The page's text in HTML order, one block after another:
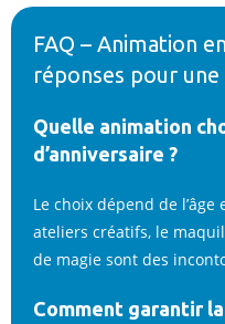
FAQ – Animation
réponses pour
Quelle animation
d’anniversaire ?
Le choix dépend de
ateliers créatifs, le
de magie sont des
Comment garantir